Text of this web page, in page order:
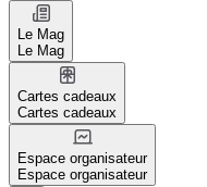
Le Mag
Le Mag
Cartes cadeaux
Cartes cadeaux
Espace organisateur
Espace organisateur